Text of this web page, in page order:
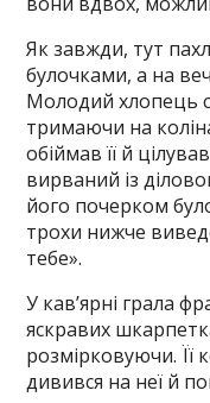
Як завжди, тут
булочками, а на
Молодий хлопець
тримаючи на
обіймав її й
вирваний із
його почерком
трохи нижче
тебе».
У кав’ярні грала
яскравих
розмірковуючи. Її
дивився на неї й